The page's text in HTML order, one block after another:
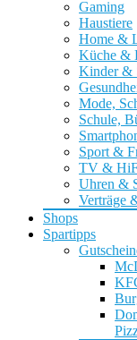
Gaming
Haustiere
Home &
Küche &
Kinder &
Mode,
Schule,
Sport &
TV &
Uhren &
Verträge
Shops
Spartipps